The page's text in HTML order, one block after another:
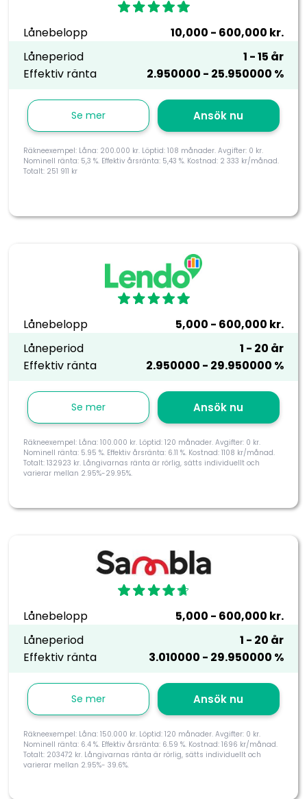
Lånebelopp
10,000 - 600,000 kr.
Låneperiod
1 - 15 år
Effektiv ränta
2.950000 - 25.950000 %
Se mer Ansök nu
Räkneexempel: Låna: 200.000 kr. Löptid: 108 månader. Avgifter: 0 kr.
Nominell ränta: 5,3 %. Effektiv årsränta: 5,43 %. Kostnad: 2 333 kr/månad.
Totalt: 251 911 kr
Lånebelopp
5,000 - 600,000 kr.
Låneperiod
1 - 20 år
Effektiv ränta
2.950000 - 29.950000 %
Se mer Ansök nu
Räkneexempel: Låna: 100.000 kr. Löptid: 120 månader. Avgifter: 0 kr.
Nominell ränta: 5.95 %. Effektiv årsränta: 6.11 %. Kostnad: 1108 kr/månad.
Totalt: 132923 kr. Långivarnas ränta är rörlig, sätts individuellt och
varierar mellan 2.95%-29.95%.
Lånebelopp
5,000 - 600,000 kr.
Låneperiod
1 - 20 år
Effektiv ränta
3.010000 - 29.950000 %
Se mer Ansök nu
Räkneexempel: Låna: 150.000 kr. Löptid: 120 månader. Avgifter: 0 kr.
Nominell ränta: 6.4 %. Effektiv årsränta: 6.59 %. Kostnad: 1696 kr/månad.
Totalt: 203472 kr. Långivarnas ränta är rörlig, sätts individuellt och
varierar mellan 2.95%- 39.6%.